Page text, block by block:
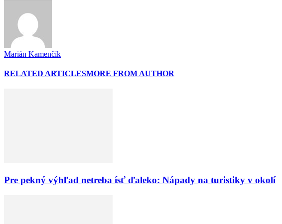
Marián Kamenčík
RELATED ARTICLESMORE FROM AUTHOR
Pre pekný výhľad netreba ísť ďaleko: Nápady na turistiky v okolí